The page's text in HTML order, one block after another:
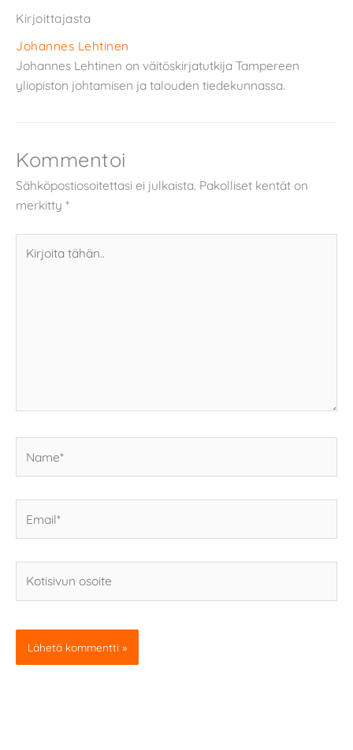
Kirjoittajasta
Johannes Lehtinen
Johannes Lehtinen on väitöskirjatutkija Tampereen
yliopiston johtamisen ja talouden tiedekunnassa.
Kommentoi
Sähköpostiosoitettasi ei julkaista. Pakolliset kentät on
merkitty *
tähän..
osoite